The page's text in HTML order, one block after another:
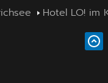
Hotel LO! im